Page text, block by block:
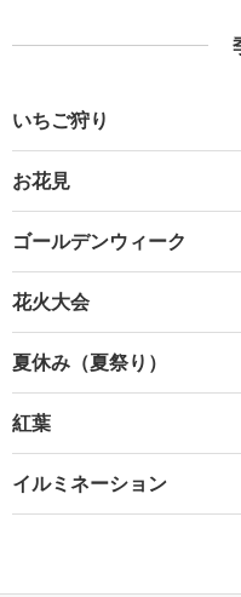
いちご狩り
お花見
ゴールデンウィーク
花火大会
夏休み（夏祭り）
紅葉
イルミネーション